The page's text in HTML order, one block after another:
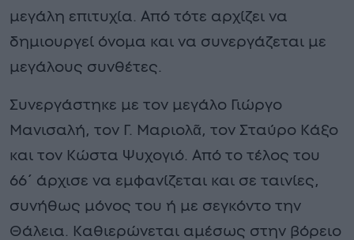
μεγάλη επιτυχία. Από τότε αρχίζει να
δημιουργεί όνομα και να συνεργάζεται με
μεγάλους συνθέτες.
Συνεργάστηκε με τον μεγάλο Γιώργο
Μανισαλή, τον Γ. Μαριολᾶ, τον Σταύρο Κάξο
και τον Κώστα Ψυχογιό. Από το τέλος του
66΄ άρχισε να εμφανίζεται και σε ταινίες,
συνήθως μόνος του ή με σεγκόντο την
Θάλεια. Καθιερώνεται αμέσως στην βόρειο